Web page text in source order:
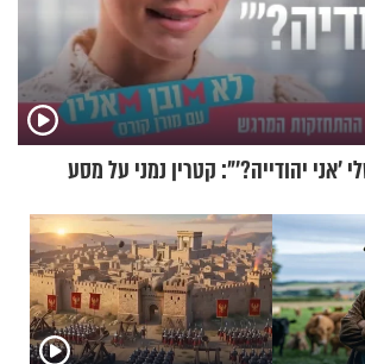
יהודייה?'": קטרין נמני על מסע